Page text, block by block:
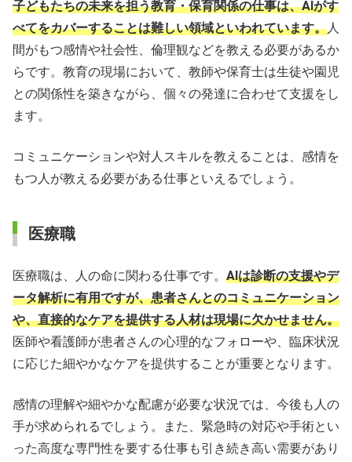
子どもたちの未来を担う教育・保育関係の仕事は、AIがす
べてをカバーすることは難しい領域といわれています。人
間がもつ感情や社会性、倫理観などを教える必要があるか
らです。教育の現場において、教師や保育士は生徒や園児
との関係性を築きながら、個々の発達に合わせて支援をし
ます。
コミュニケーションや対人スキルを教えることは、感情を
もつ人が教える必要がある仕事といえるでしょう。
医療職
医療職は、人の命に関わる仕事です。 AIは診断の支援やデ
ータ解析に有用ですが、患者さんとのコミュニケーション
や、直接的なケアを提供する人材は現場に欠かせません。
医師や看護師が患者さんの心理的なフォローや、臨床状況
に応じた細やかなケアを提供することが重要となります。
感情の理解や細やかな配慮が必要な状況では、今後も人の
手が求められるでしょう。また、緊急時の対応や手術とい
った高度な専門性を要する仕事も引き続き高い需要があり